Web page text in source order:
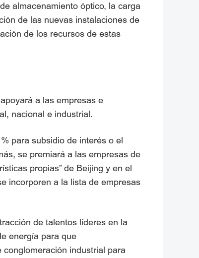
almacenamiento óptico, la carga
de las nuevas instalaciones de
de los recursos de estas
a las empresas e
nacional e industrial.
para subsidio de interés o el
se premiará a las empresas de
propias” de Beijing y en el
incorporen a la lista de empresas
de talentos líderes en la
energía para que
industrial para